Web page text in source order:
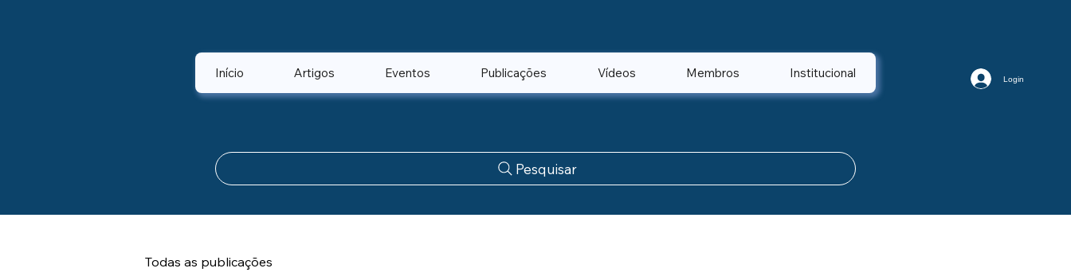
Início Artigos Eventos Publicações Vídeos Membros Institucional
Pesquisar
Login
Todas as publicações